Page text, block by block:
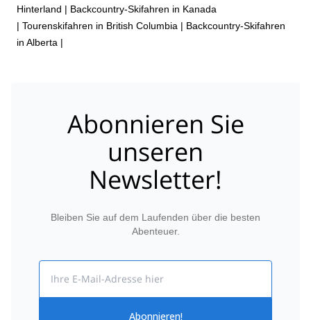
Hinterland | Backcountry-Skifahren in Kanada
| Tourenskifahren in British Columbia | Backcountry-Skifahren
in Alberta |
Abonnieren Sie
unseren
Newsletter!
Bleiben Sie auf dem Laufenden über die besten
Abenteuer.
Abonnieren!